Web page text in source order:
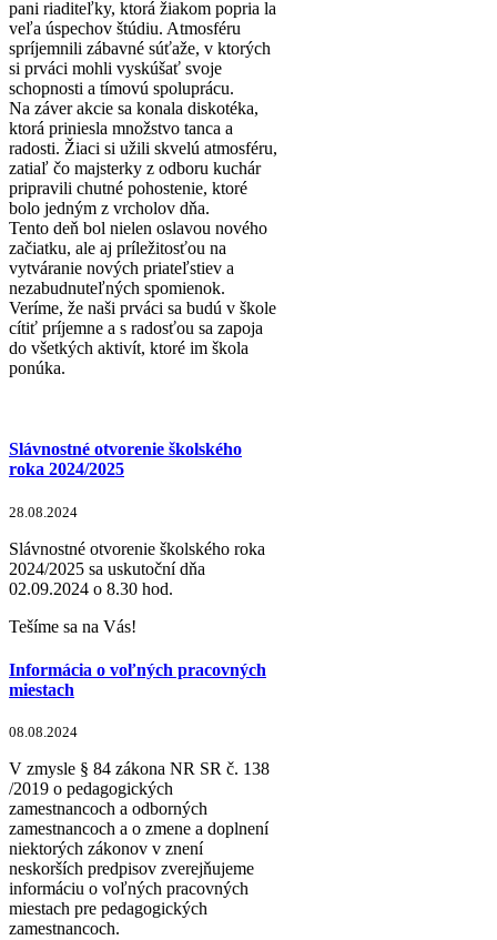
pani riaditeľky, ktorá žiakom popria la
veľa úspechov štúdiu. Atmosféru
spríjemnili zábavné súťaže, v ktorých
si prváci mohli vyskúšať svoje
schopnosti a tímovú spoluprácu.
Na záver akcie sa konala diskotéka,
ktorá priniesla množstvo tanca a
radosti. Žiaci si užili skvelú atmosféru,
zatiaľ čo majsterky z odboru kuchár
pripravili chutné pohostenie, ktoré
bolo jedným z vrcholov dňa.
Tento deň bol nielen oslavou nového
začiatku, ale aj príležitosťou na
vytváranie nových priateľstiev a
nezabudnuteľných spomienok.
Veríme, že naši prváci sa budú v škole
cítiť príjemne a s radosťou sa zapoja
do všetkých aktivít, ktoré im škola
ponúka.
Slávnostné otvorenie školského
roka 2024/2025
28.08.2024
Slávnostné otvorenie školského roka
2024/2025 sa uskutoční dňa
02.09.2024 o 8.30 hod.
Tešíme sa na Vás!
Informácia o voľných pracovných
miestach
08.08.2024
V zmysle § 84 zákona NR SR č. 138
/2019 o pedagogických
zamestnancoch a odborných
zamestnancoch a o zmene a doplnení
niektorých zákonov v znení
neskorších predpisov zverejňujeme
informáciu o voľných pracovných
miestach pre pedagogických
zamestnancoch.